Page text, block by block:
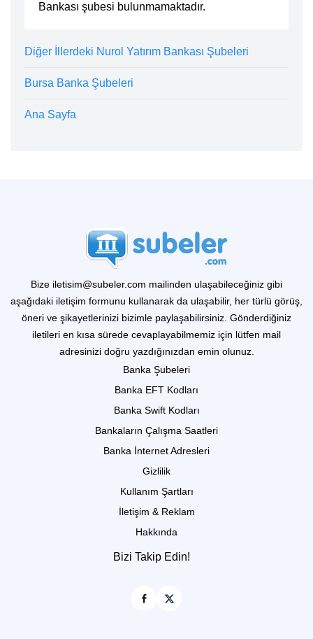
Bankası şubesi bulunmamaktadır.
Diğer İllerdeki Nurol Yatırım Bankası Şubeleri
Bursa Banka Şubeleri
Ana Sayfa
Bize iletisim@subeler.com mailinden ulaşabileceğiniz gibi
aşağıdaki iletişim formunu kullanarak da ulaşabilir, her türlü görüş,
öneri ve şikayetlerinizi bizimle paylaşabilirsiniz. Gönderdiğiniz
iletileri en kısa sürede cevaplayabilmemiz için lütfen mail
adresinizi doğru yazdığınızdan emin olunuz.
Banka Şubeleri
Banka EFT Kodları
Banka Swift Kodları
Bankaların Çalışma Saatleri
Banka İnternet Adresleri
Gizlilik
Kullanım Şartları
İletişim & Reklam
Hakkında
Bizi Takip Edin!